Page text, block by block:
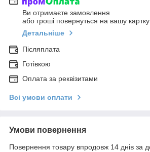
Ви отримаєте замовлення
або гроші повернуться на вашу картку
Детальніше
Післяплата
Готівкою
Оплата за реквізитами
Всі умови оплати
Умови повернення
Повернення товару впродовж 14 днів за